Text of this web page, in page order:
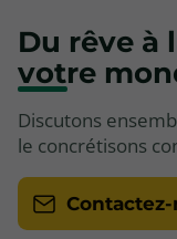
Du rêve à
votre
Discutons
le concrétisons